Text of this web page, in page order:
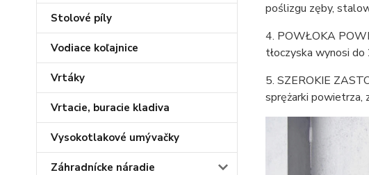
Stolové píly
Vodiace koľajnice
Vrtáky
Vrtacie, buracie kladiva
Vysokotlakové umývačky
Záhradnícke náradie
poślizgu zęby,
4. POWŁOKA
tłoczyska wynosi
5. SZEROKIE
sprężarki powietrza,